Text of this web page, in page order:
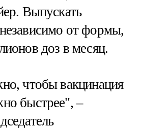
Выпускать
от формы,
доз в месяц.
чтобы вакцинация
быстрее", –